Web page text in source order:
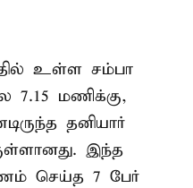
உள்ள சம்பா
7.15 மணிக்கு,
தனியார்
இந்த
செய்த 7 பேர்